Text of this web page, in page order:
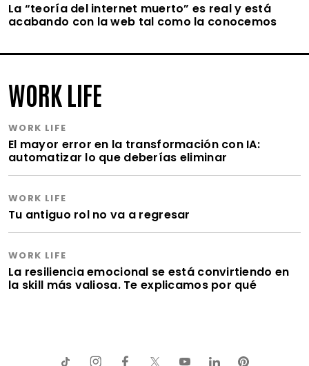
La “teoría del internet muerto” es real y está
acabando con la web tal como la conocemos
WORK LIFE
WORK LIFE
El mayor error en la transformación con IA:
automatizar lo que deberías eliminar
WORK LIFE
Tu antiguo rol no va a regresar
WORK LIFE
La resiliencia emocional se está convirtiendo en
la skill más valiosa. Te explicamos por qué